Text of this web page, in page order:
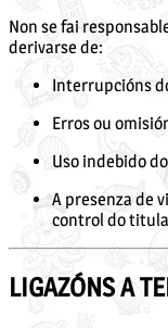
Non se fai
derivarse de:
Interrupcións
Erros ou
Uso indebido
A presenza de
control do
LIGAZÓNS A